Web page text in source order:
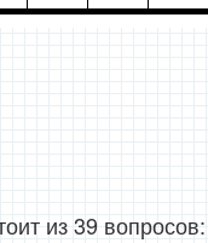
из 39 вопросов: